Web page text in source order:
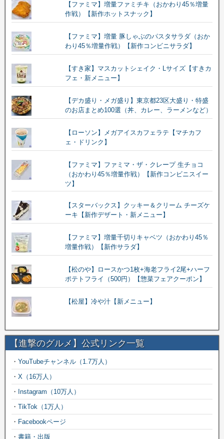
【ファミマ】増量ファミチキ（おかわり45％増量
作戦）【新作ホットスナック】
【ファミマ】増量 豚しゃぶのパスタサラダ（おか
わり45％増量作戦）【新作コンビニサラダ】
【すき家】マスカットシェイク・Lサイズ【すきカ
フェ・新メニュー】
【デカ盛り・メガ盛り】東京都23区大盛り・特盛
のお店まとめ100選（丼、カレー、ラーメンなど）
【ローソン】メガアイスカフェラテ【マチカフ
ェ・ドリンク】
【ファミマ】ファミマ・ザ・クレープ 生チョコ
（おかわり45％増量作戦）【新作コンビニスイー
ツ】
【スターバックス】クッキー＆クリーム チーズケ
ーキ【新作デザート・新メニュー】
【ファミマ】増量千切りキャベツ（おかわり45％
増量作戦）【新作サラダ】
【松のや】ロースかつ1枚+海老フライ2尾+ハーフ
ポテトフライ（500円）【惣菜フェアクーポン】
【松屋】冷や汁【新メニュー】
【進撃のグルメ】公式リンク一覧
・ YouTubeチャンネル（1.7万人）
・ X（16万人）
・ Instagram（10万人）
・ TikTok（1万人）
・ Facebookページ
・ 書籍・出版